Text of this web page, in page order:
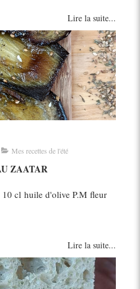
Lire la suite...
Mes recettes de l'été
ZAATAR
10 cl huile d'olive P.M fleur
Lire la suite...